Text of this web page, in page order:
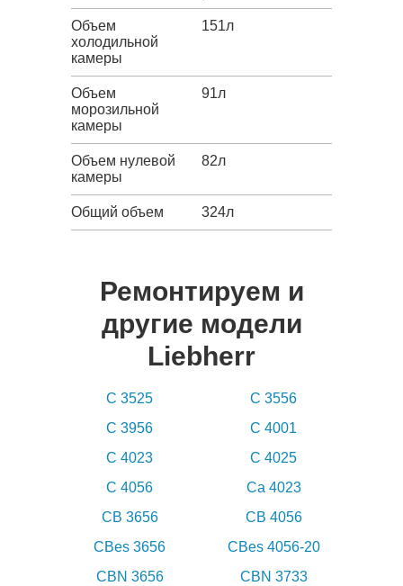
Объем
холодильной
камеры
151л
Объем
морозильной
камеры
91л
Объем нулевой
камеры
82л
Общий объем 324л
Ремонтируем и
другие модели
Liebherr
C 3525
C 3556
C 3956
C 4001
C 4023
C 4025
C 4056
Ca 4023
CB 3656
CB 4056
CBes 3656
CBes 4056-20
CBN 3656
CBN 3733